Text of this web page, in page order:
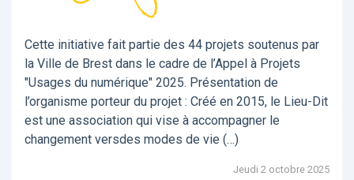
Cette initiative fait partie des 44 projets soutenus par
la Ville de Brest dans le cadre de l’Appel à Projets
"Usages du numérique" 2025. Présentation de
l’organisme porteur du projet : Créé en 2015, le Lieu-Dit
est une association qui vise à accompagner le
changement versdes modes de vie (…)
Jeudi 2 octobre 2025